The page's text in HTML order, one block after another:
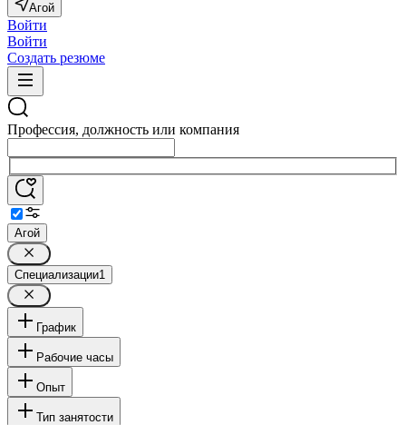
Агой
Войти
Войти
Создать резюме
Профессия, должность или компания
Агой
Специализации1
График
Рабочие часы
Опыт
Тип занятости